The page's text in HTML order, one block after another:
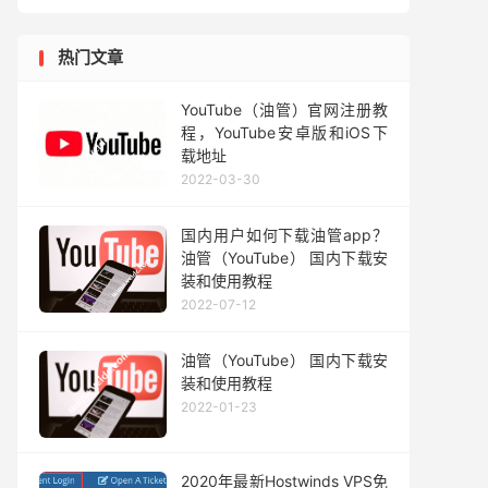
热门文章
YouTube（油管）官网注册教
程，YouTube安卓版和iOS下
载地址
2022-03-30
国内用户如何下载油管app？
油管（YouTube） 国内下载安
装和使用教程
2022-07-12
油管（YouTube） 国内下载安
装和使用教程
2022-01-23
2020年最新Hostwinds VPS免